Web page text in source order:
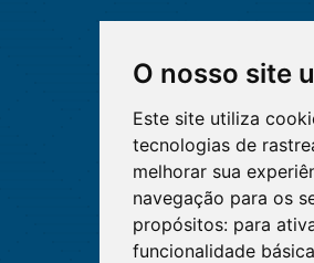
O nosso site
Este site utiliza
tecnologias de
melhorar sua
navegação para os
propósitos: para
funcionalidade